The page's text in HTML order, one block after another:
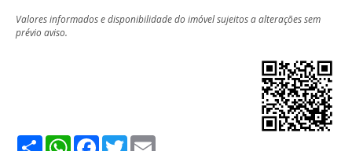
Valores informados e disponibilidade do imóvel sujeitos a alterações sem
prévio aviso.
ShareWhatsApp
Facebook
Twitter